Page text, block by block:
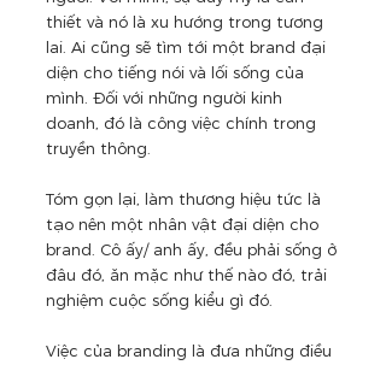
thiết và nó là xu hướng trong tương
lai. Ai cũng sẽ tìm tới một brand đại
diện cho tiếng nói và lối sống của
mình. Đối với những người kinh
doanh, đó là công việc chính trong
truyền thông.
Tóm gọn lại, làm thương hiệu tức là
tạo nên một nhân vật đại diện cho
brand. Cô ấy/ anh ấy, đều phải sống ở
đâu đó, ăn mặc như thế nào đó, trải
nghiệm cuộc sống kiểu gì đó.
Việc của branding là đưa những điều